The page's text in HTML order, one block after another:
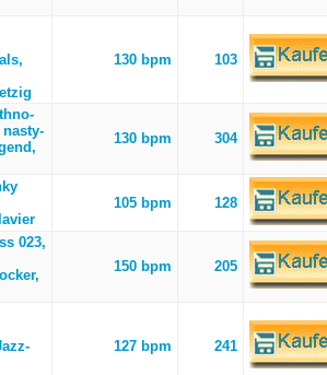
130 bpm 103
nasty-
130 bpm 304
105 bpm 128
023,
150 bpm 205
127 bpm 241